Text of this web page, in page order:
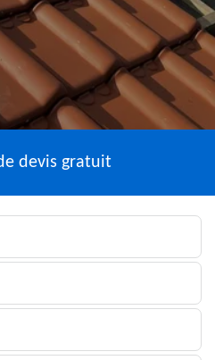
devis gratuit